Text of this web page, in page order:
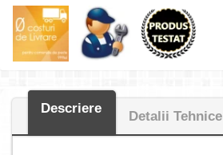
Descriere
Detalii Tehnice